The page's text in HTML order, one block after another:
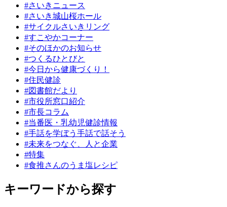
#さいきニュース
#さいき城山桜ホール
#サイクルさいきリング
#すこやかコーナー
#そのほかのお知らせ
#つくるひとびと
#今日から健康づくり！
#住民健診
#図書館だより
#市役所窓口紹介
#市長コラム
#当番医・乳幼児健診情報
#手話を学ぼう手話で話そう
#未来をつなぐ、人と企業
#特集
#食推さんのうま塩レシピ
キーワードから探す